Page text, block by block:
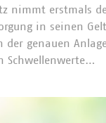
nimmt erstmals
in seinen
genauen
Schwellenwerte…